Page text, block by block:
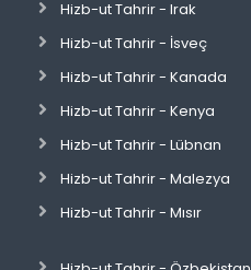
Hizb-ut Tahrir - Irak
Hizb-ut Tahrir - İsveç
Hizb-ut Tahrir - Kanada
Hizb-ut Tahrir - Kenya
Hizb-ut Tahrir - Lübnan
Hizb-ut Tahrir - Malezya
Hizb-ut Tahrir - Mısır